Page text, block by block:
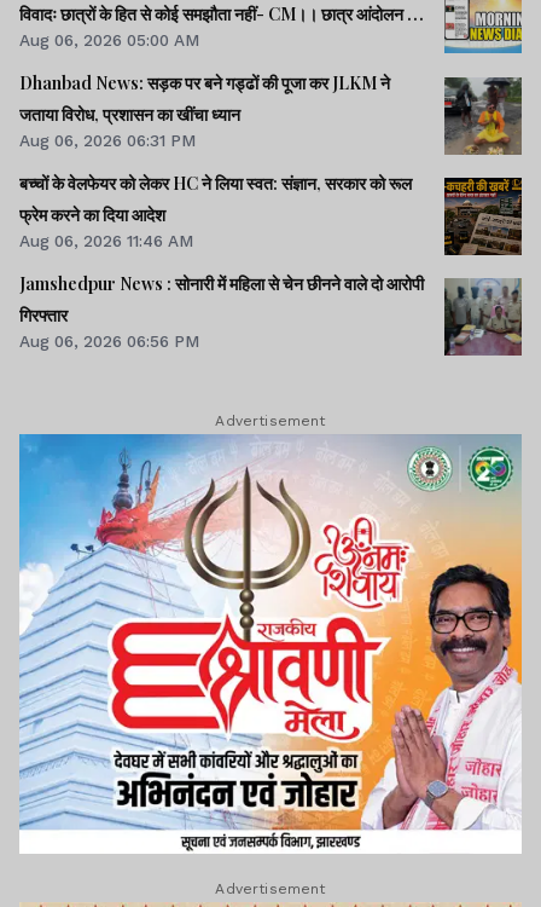
विवादः छात्रों के हित से कोई समझौता नहीं- CM।। छात्र आंदोलन के
समर्थन में झारखंड आएंगे अभिजीत दीपके।। जब तक अमित शाह सदन
में जवाब नहीं देते, चर्चा नहीं होगीः राहुल।। समेत कई खबरें व वीडियो.
Aug 06, 2026 05:00 AM
Dhanbad News: सड़क पर बने गड्ढों की पूजा कर JLKM ने
जताया विरोध, प्रशासन का खींचा ध्यान
Aug 06, 2026 06:31 PM
बच्चों के वेलफेयर को लेकर HC ने लिया स्वत: संज्ञान, सरकार को रूल
फ्रेम करने का दिया आदेश
Aug 06, 2026 11:46 AM
Jamshedpur News : सोनारी में महिला से चेन छीनने वाले दो आरोपी
गिरफ्तार
Aug 06, 2026 06:56 PM
Advertisement
Advertisement